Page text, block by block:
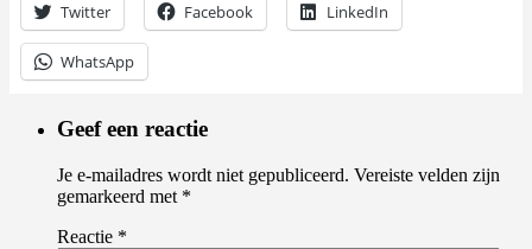
Twitter Facebook LinkedIn
WhatsApp
Geef een reactie
Je e-mailadres wordt niet gepubliceerd. Vereiste velden zijn
gemarkeerd met *
Reactie *